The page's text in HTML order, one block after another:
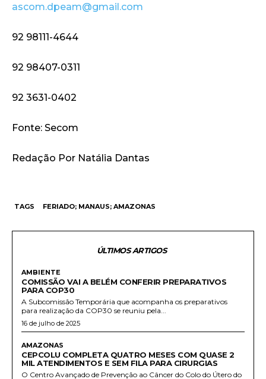
ascom.dpeam@gmail.com
92 98111-4644
92 98407-0311
92 3631-0402
Fonte: Secom
Redação Por Natália Dantas
TAGS FERIADO; MANAUS; AMAZONAS
ÚLTIMOS ARTIGOS
AMBIENTE
COMISSÃO VAI A BELÉM CONFERIR PREPARATIVOS
PARA COP30
A Subcomissão Temporária que acompanha os preparativos
para realização da COP30 se reuniu pela...
16 de julho de 2025
AMAZONAS
CEPCOLU COMPLETA QUATRO MESES COM QUASE 2
MIL ATENDIMENTOS E SEM FILA PARA CIRURGIAS
O Centro Avançado de Prevenção ao Câncer do Colo do Útero do